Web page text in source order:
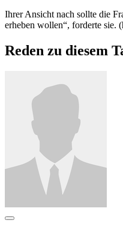
Ihrer Ansicht nach sollte die
erheben wollen“, forderte sie.
Reden zu diesem